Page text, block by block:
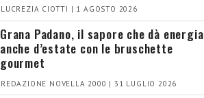
LUCREZIA CIOTTI | 1 AGOSTO 2026
Grana Padano, il sapore che dà energia
anche d’estate con le bruschette
gourmet
REDAZIONE NOVELLA 2000 | 31 LUGLIO 2026